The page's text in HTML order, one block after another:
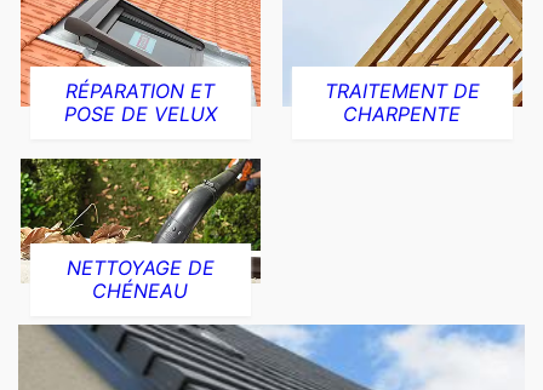
RÉPARATION ET
POSE DE VELUX
TRAITEMENT DE
CHARPENTE
NETTOYAGE DE
CHÉNEAU